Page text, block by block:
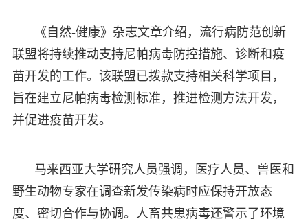
《自然-健康》杂志文章介绍，流行病防范创新
联盟将持续推动支持尼帕病毒防控措施、诊断和疫
苗开发的工作。该联盟已拨款支持相关科学项目，
旨在建立尼帕病毒检测标准，推进检测方法开发，
并促进疫苗开发。
马来西亚大学研究人员强调，医疗人员、兽医和
野生动物专家在调查新发传染病时应保持开放态
度、密切合作与协调。人畜共患病毒还警示了环境